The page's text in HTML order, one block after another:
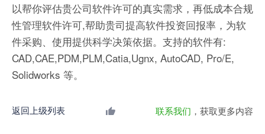
以帮你评估贵公司软件许可的真实需求，再低成本合规
性管理软件许可,帮助贵司提高软件投资回报率，为软
件采购、使用提供科学决策依据。支持的软件有:
CAD,CAE,PDM,PLM,Catia,Ugnx, AutoCAD, Pro/E,
Solidworks 等。
返回上级列表 联系我们 ，获取更多内容